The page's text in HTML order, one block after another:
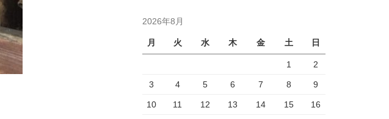
2026年8月
月 火 水 木 金 土 日
1 2
3 4 5 6 7 8 9
10 11 12 13 14 15 16